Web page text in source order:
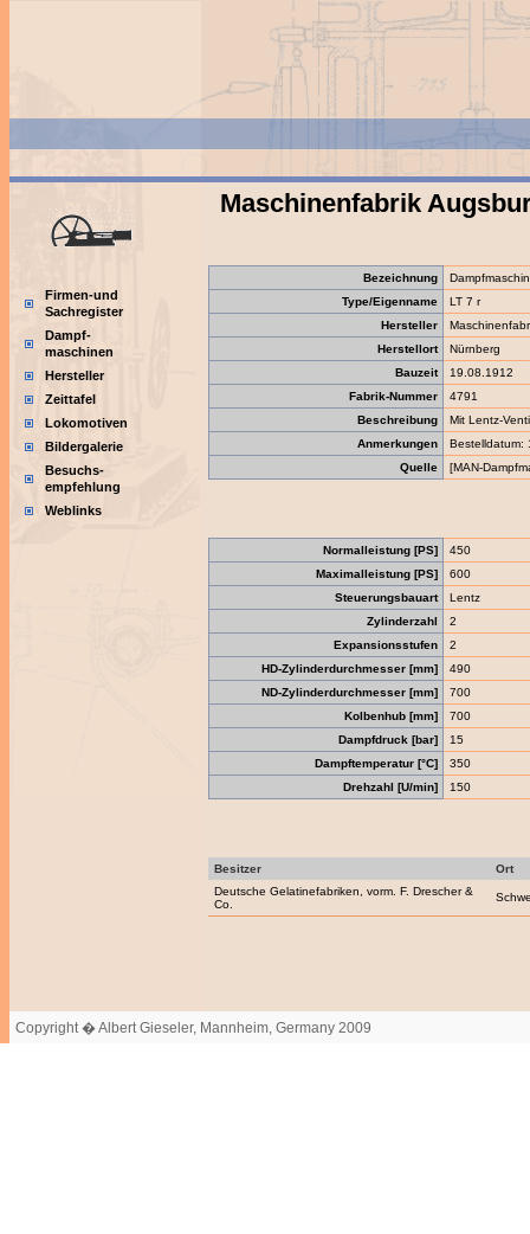
Firmen-und
Sachregister
Dampf-
maschinen
Hersteller
Zeittafel
Lokomotiven
Bildergalerie
Besuchs-
empfehlung
Weblinks
Maschinenfabrik
Bezeichnung
Type/Eigenname
LT 7 r
Hersteller
Herstellort
Nürnberg
Bauzeit
19.08.1912
Fabrik-Nummer
4791
Beschreibung
Mit Lentz-
Anmerkungen
Bestelldatum:
Quelle
[MAN-
Normalleistung [PS]
450
Maximalleistung [PS]
600
Steuerungsbauart
Lentz
Zylinderzahl
2
Expansionsstufen
2
HD-Zylinderdurchmesser [mm]
490
ND-Zylinderdurchmesser [mm]
700
Kolbenhub [mm]
700
Dampfdruck [bar]
15
Dampftemperatur [°C]
350
Drehzahl [U/min]
150
Besitzer
Ort
Deutsche Gelatinefabriken, vorm. F. Drescher &
Co.
Copyright � Albert Gieseler, Mannheim, Germany 2009